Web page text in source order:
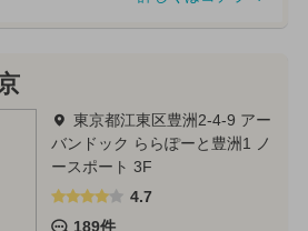
東京都江東区豊洲2-4-9 アー
バンドック ららぽーと豊洲1 ノ
ースポート 3F
4.7
189件